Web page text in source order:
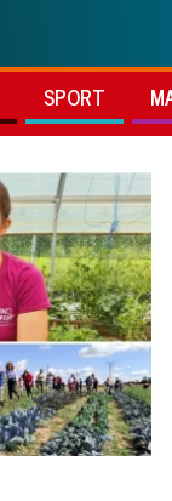
SPORT